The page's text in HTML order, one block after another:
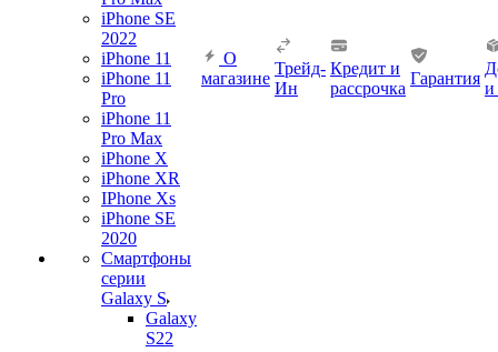
iPhone SE
2022
iPhone 11
iPhone 11
Pro
iPhone 11
Pro Max
iPhone X
iPhone XR
IPhone Xs
iPhone SE
2020
Смартфоны
серии
Galaxy S
Galaxy
S22
О
магазине
Трейд-
Ин
Кредит и
рассрочка
Гарантия
и